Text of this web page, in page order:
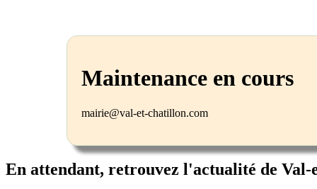
Maintenance en cours
mairie@val-et-chatillon.com
En attendant, retrouvez l'actualité de